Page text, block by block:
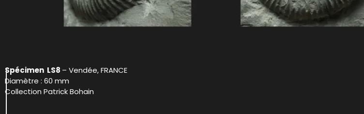
Spécimen LS8 – Vendée, FRANCE
Diamètre : 60 mm
Collection Patrick Bohain